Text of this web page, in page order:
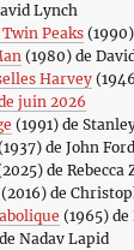
Lynch
Peaks(1990)
(1980) de
Harvey
juin 2026
(1991) de
de John Ford
de Rebecca
de
(1965)
Nadav Lapid